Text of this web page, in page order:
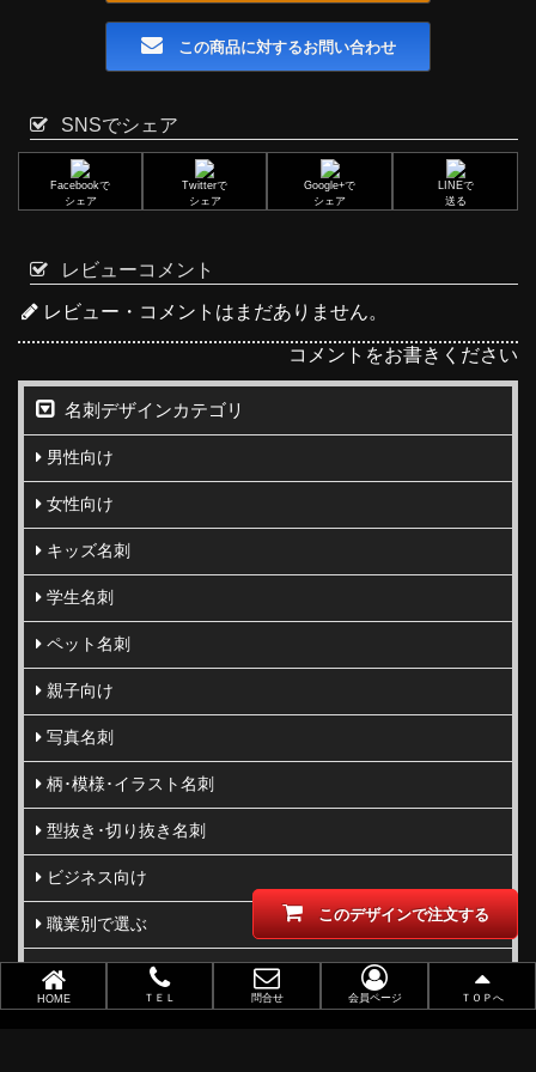
この商品に対するお問い合わせ
SNSでシェア
Facebookで
シェア
Twitterで
シェア
Google+で
シェア
LINEで
送る
レビューコメント
レビュー・コメントはまだありません。
コメントをお書きください
名刺デザインカテゴリ
男性向け
女性向け
キッズ名刺
学生名刺
ペット名刺
親子向け
写真名刺
柄･模様･イラスト名刺
型抜き･切り抜き名刺
ビジネス向け
職業別で選ぶ
金(ゴールド)・銀(シルバー)印刷
HOME ＴＥＬ 問合せ 会員ページ ＴＯＰへ
このデザインで注文する